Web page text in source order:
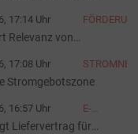
17:14 Uhr FÖRDERUNG
Relevanz von
17:08 Uhr STROMNETZ
Stromgebotszone
16:57 Uhr
E-
FAHRZEUGE
Liefervertrag für